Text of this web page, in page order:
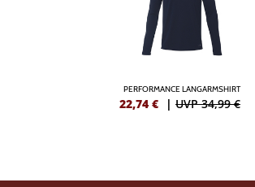
PERFORMANCE LANGARMSHIRT
22,74 € | UVP 34,99 €